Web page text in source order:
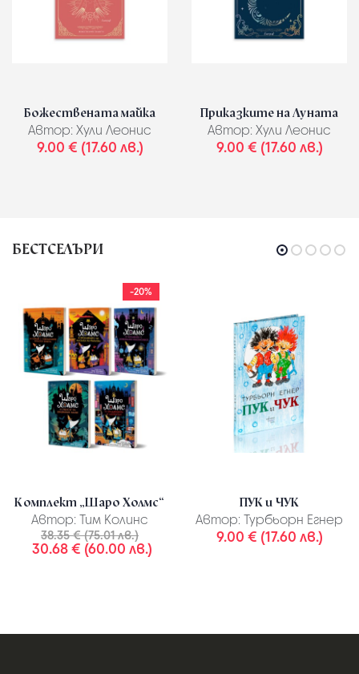
Божествената майка
Автор: Хули Леонис
9.00 € (17.60 лв.)
Приказките на Луната
Автор: Хули Леонис
9.00 € (17.60 лв.)
БЕСТСЕЛЪРИ
-20%
Комплект „Шаро Холмс“
Автор: Тим Колинс
38.35 € (75.01 лв.)
30.68 € (60.00 лв.)
ПУК и ЧУК
Автор: Турбьорн Егнер
9.00 € (17.60 лв.)